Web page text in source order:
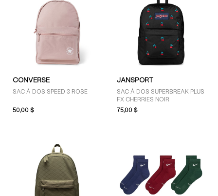
CONVERSE
SAC À DOS SPEED 3 ROSE
50,00 $
JANSPORT
SAC À DOS SUPERBREAK PLUS
FX CHERRIES NOIR
75,00 $